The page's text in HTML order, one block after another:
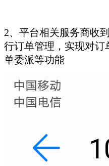
2、平台相关服务商收
行订单管理，实现对
单委派等功能